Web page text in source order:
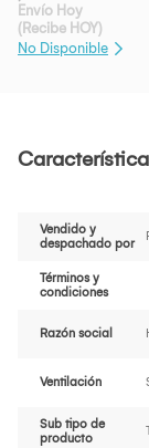
Envío Hoy
(Recibe HOY)
No Disponible
Vendido y
despachado por
Términos y
condiciones
Razón social
Ventilación
Sub tipo de
producto